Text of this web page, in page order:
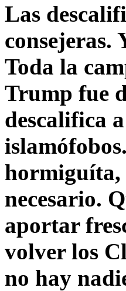
Las
consejeras.
Toda la
Trump fue
descalifica
hormiguíta,
necesario.
aportar
volver los
no hay